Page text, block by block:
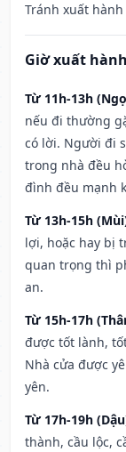
Tránh xuất hành
Giờ xuất
Từ 11h-13h
nếu đi thường
có lời. Người đi
trong nhà đều
đình đều mạnh
Từ 13h-15h
lợi, hoặc hay bị
quan trọng thì
an.
Từ 15h-17h
được tốt lành,
Nhà cửa được
yên.
Từ 17h-19h
thành, cầu lộc,